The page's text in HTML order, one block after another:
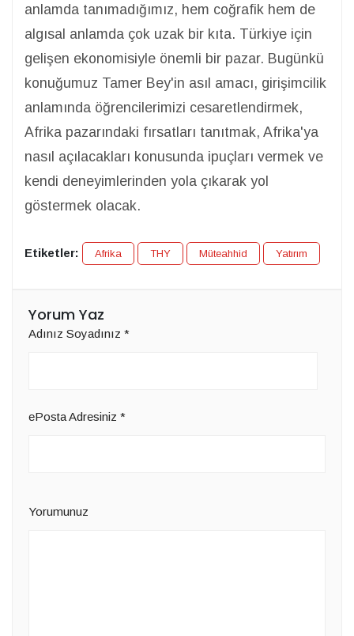
anlamda tanımadığımız, hem coğrafik hem de
algısal anlamda çok uzak bir kıta. Türkiye için
gelişen ekonomisiyle önemli bir pazar. Bugünkü
konuğumuz Tamer Bey'in asıl amacı, girişimcilik
anlamında öğrencilerimizi cesaretlendirmek,
Afrika pazarındaki fırsatları tanıtmak, Afrika'ya
nasıl açılacakları konusunda ipuçları vermek ve
kendi deneyimlerinden yola çıkarak yol
göstermek olacak.
Etiketler: Afrika THY Müteahhid Yatırım
Yorum Yaz
Adınız Soyadınız *
ePosta Adresiniz *
Yorumunuz